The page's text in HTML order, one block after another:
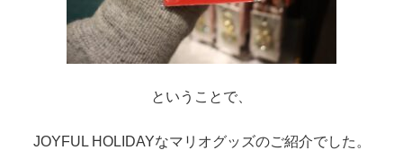
ということで、
JOYFUL HOLIDAYなマリオグッズのご紹介でした。